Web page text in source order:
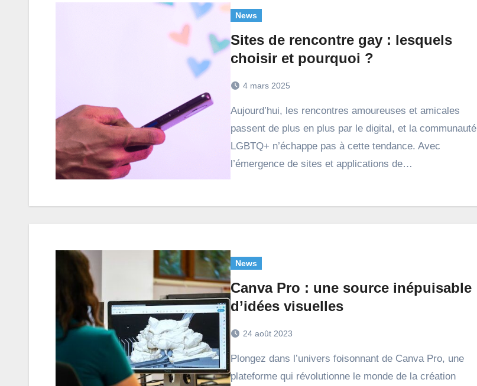
News
Sites de rencontre gay : lesquels
choisir et pourquoi ?
4 mars 2025
Aujourd’hui, les rencontres amoureuses et amicales
passent de plus en plus par le digital, et la communauté
LGBTQ+ n’échappe pas à cette tendance. Avec
l’émergence de sites et applications de…
News
Canva Pro : une source inépuisable
d’idées visuelles
24 août 2023
Plongez dans l’univers foisonnant de Canva Pro, une
plateforme qui révolutionne le monde de la création